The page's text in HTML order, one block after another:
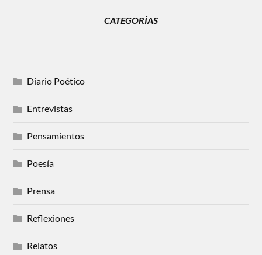
CATEGORÍAS
Diario Poético
Entrevistas
Pensamientos
Poesía
Prensa
Reflexiones
Relatos